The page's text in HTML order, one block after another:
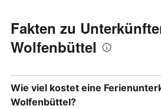
Fakten zu
Wolfenbüttel
Wie viel kostet eine
Wolfenbüttel?